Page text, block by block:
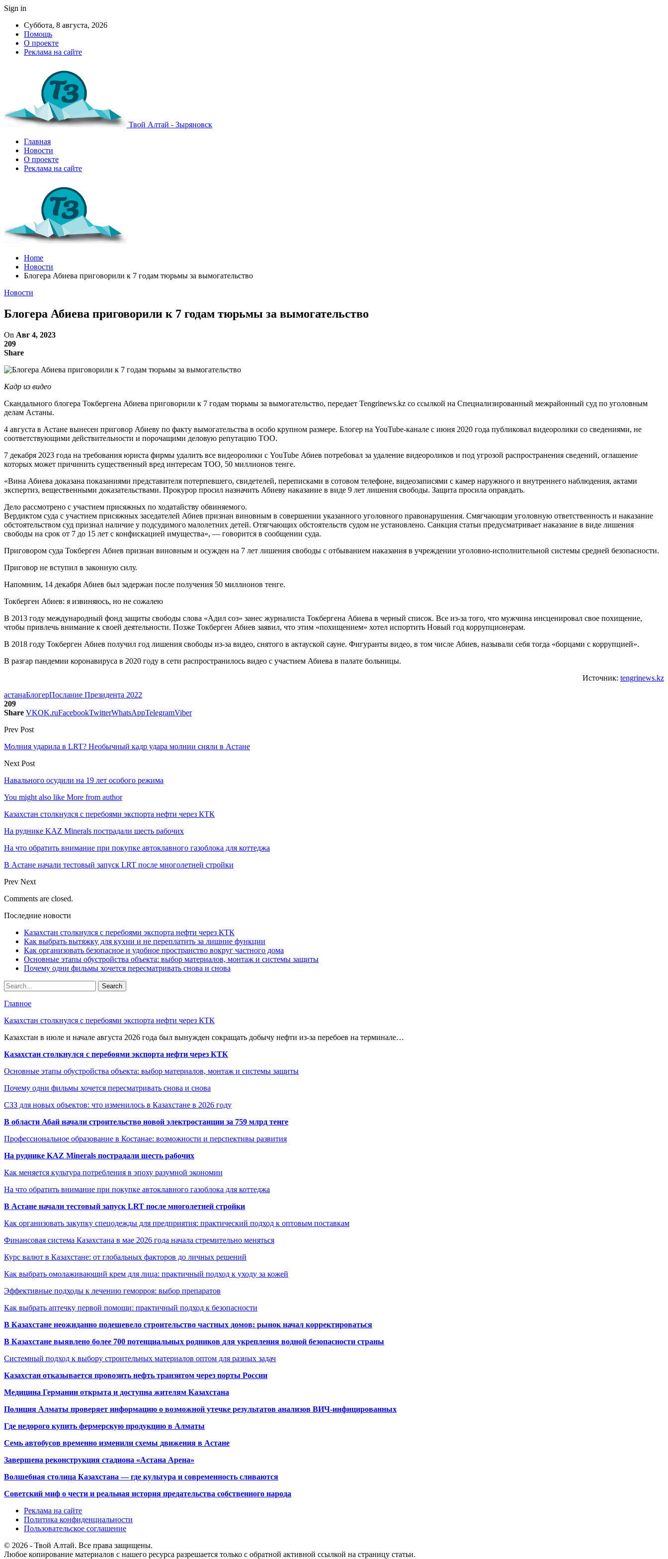
Sign in
Суббота, 8 августа, 2026
Помощь
О проекте
Реклама на сайте
Твой Алтай - Зыряновск
Главная
Новости
О проекте
Реклама на сайте
Home
Новости
Блогера Абиева приговорили к 7 годам тюрьмы за вымогательство
Новости
Блогера Абиева приговорили к 7 годам тюрьмы за вымогательство
On Авг 4, 2023
209
Share
Кадр из видео
Скандального блогера Токбергена Абиева приговорили к 7 годам тюрьмы за вымогательство, передает Tengrinews.kz со ссылкой на Специализированный межрайонный суд по уголовным
делам Астаны.
4 августа в Астане вынесен приговор Абиеву по факту вымогательства в особо крупном размере. Блогер на YouTube-канале с июня 2020 года публиковал видеоролики со сведениями, не
соответствующими действительности и порочащими деловую репутацию ТОО.
7 декабря 2023 года на требования юриста фирмы удалить все видеоролики с YouTube Абиев потребовал за удаление видеороликов и под угрозой распространения сведений, оглашение
которых может причинить существенный вред интересам ТОО, 50 миллионов тенге.
«Вина Абиева доказана показаниями представителя потерпевшего, свидетелей, переписками в сотовом телефоне, видеозаписями с камер наружного и внутреннего наблюдения, актами
экспертиз, вещественными доказательствами. Прокурор просил назначить Абиеву наказание в виде 9 лет лишения свободы. Защита просила оправдать.
Дело рассмотрено с участием присяжных по ходатайству обвиняемого.
Вердиктом суда с участием присяжных заседателей Абиев признан виновным в совершении указанного уголовного правонарушения. Смягчающим уголовную ответственность и наказание
обстоятельством суд признал наличие у подсудимого малолетних детей. Отягчающих обстоятельств судом не установлено. Санкция статьи предусматривает наказание в виде лишения
свободы на срок от 7 до 15 лет с конфискацией имущества», — говорится в сообщении суда.
Приговором суда Токберген Абиев признан виновным и осужден на 7 лет лишения свободы с отбыванием наказания в учреждении уголовно-исполнительной системы средней безопасности.
Приговор не вступил в законную силу.
Напомним, 14 декабря Абиев был задержан после получения 50 миллионов тенге.
Токберген Абиев: я извиняюсь, но не сожалею
В 2013 году международный фонд защиты свободы слова «Адил соз» занес журналиста Токбергена Абиева в черный список. Все из-за того, что мужчина инсценировал свое похищение,
чтобы привлечь внимание к своей деятельности. Позже Токберген Абиев заявил, что этим «похищением» хотел испортить Новый год коррупционерам.
В 2018 году Токберген Абиев получил год лишения свободы из-за видео, снятого в актауской сауне. Фигуранты видео, в том числе Абиев, называли себя тогда «борцами с коррупцией».
В разгар пандемии коронавируса в 2020 году в сети распространилось видео с участием Абиева в палате больницы.
Источник: tengrinews.kz
астанаБлогерПослание Президента 2022
209
Share VKOK.ruFacebookTwitterWhatsAppTelegramViber
Prev Post
Молния ударила в LRT? Необычный кадр удара молнии сняли в Астане
Next Post
Навального осудили на 19 лет особого режима
You might also like More from author
Казахстан столкнулся с перебоями экспорта нефти через КТК
На руднике KAZ Minerals пострадали шесть рабочих
На что обратить внимание при покупке автоклавного газоблока для коттеджа
В Астане начали тестовый запуск LRT после многолетней стройки
Prev Next
Comments are closed.
Последние новости
Казахстан столкнулся с перебоями экспорта нефти через КТК
Как выбрать вытяжку для кухни и не переплатить за лишние функции
Как организовать безопасное и удобное пространство вокруг частного дома
Основные этапы обустройства объекта: выбор материалов, монтаж и системы защиты
Почему одни фильмы хочется пересматривать снова и снова
Главное
Казахстан столкнулся с перебоями экспорта нефти через КТК
Казахстан в июле и начале августа 2026 года был вынужден сокращать добычу нефти из-за перебоев на терминале…
Казахстан столкнулся с перебоями экспорта нефти через КТК
Основные этапы обустройства объекта: выбор материалов, монтаж и системы защиты
Почему одни фильмы хочется пересматривать снова и снова
СЗЗ для новых объектов: что изменилось в Казахстане в 2026 году
В области Абай начали строительство новой электростанции за 759 млрд тенге
Профессиональное образование в Костанае: возможности и перспективы развития
На руднике KAZ Minerals пострадали шесть рабочих
Как меняется культура потребления в эпоху разумной экономии
На что обратить внимание при покупке автоклавного газоблока для коттеджа
В Астане начали тестовый запуск LRT после многолетней стройки
Как организовать закупку спецодежды для предприятия: практический подход к оптовым поставкам
Финансовая система Казахстана в мае 2026 года начала стремительно меняться
Курс валют в Казахстане: от глобальных факторов до личных решений
Как выбрать омолаживающий крем для лица: практичный подход к уходу за кожей
Эффективные подходы к лечению геморроя: выбор препаратов
Как выбрать аптечку первой помощи: практичный подход к безопасности
В Казахстане неожиданно подешевело строительство частных домов: рынок начал корректироваться
В Казахстане выявлено более 700 потенциальных родников для укрепления водной безопасности страны
Системный подход к выбору строительных материалов оптом для разных задач
Казахстан отказывается провозить нефть транзитом через порты России
Медицина Германии открыта и доступна жителям Казахстана
Полиция Алматы проверяет информацию о возможной утечке результатов анализов ВИЧ-инфицированных
Где недорого купить фермерскую продукцию в Алматы
Семь автобусов временно изменили схемы движения в Астане
Завершена реконструкция стадиона «Астана Арена»
Волшебная столица Казахстана — где культура и современность сливаются
Советский миф о чести и реальная история предательства собственного народа
Реклама на сайте
Политика конфиденциальности
Пользовательское соглашение
© 2026 - Твой Алтай. Все права защищены.
Любое копирование материалов с нашего ресурса разрешается только с обратной активной ссылкой на страницу статьи.